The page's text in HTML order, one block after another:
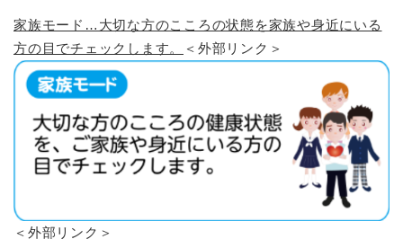
家族モード…大切な方のこころの状態を家族や身近にいる
方の目でチェックします。
＜外部リンク＞
＜外部リンク＞